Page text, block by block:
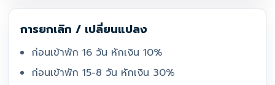
การยกเลิก / เปลี่ยนแปลง
ก่อนเข้าพัก 16 วัน หักเงิน 10%
ก่อนเข้าพัก 15-8 วัน หักเงิน 30%